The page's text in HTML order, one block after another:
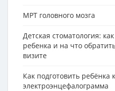
МРТ головного мозга
Детская стоматология:
ребенка и на что
визите
Как подготовить ребёнка
электроэнцефалограмма